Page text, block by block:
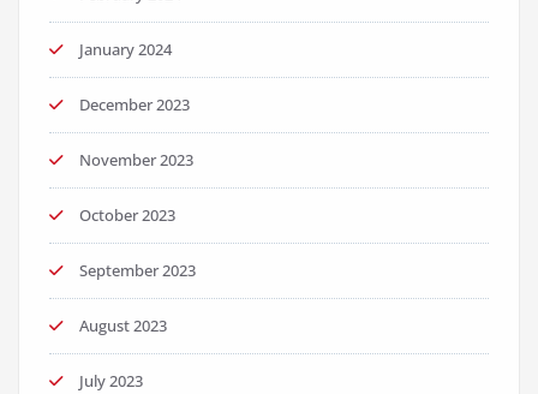
January 2024
December 2023
November 2023
October 2023
September 2023
August 2023
July 2023